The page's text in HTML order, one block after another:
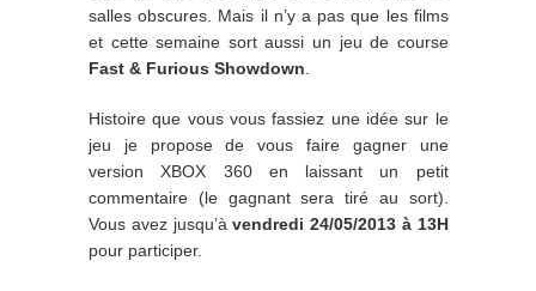
salles obscures. Mais il n’y a pas que les films
et cette semaine sort aussi un jeu de course
Fast & Furious Showdown.
Histoire que vous vous fassiez une idée sur le
jeu je propose de vous faire gagner une
version XBOX 360 en laissant un petit
commentaire (le gagnant sera tiré au sort).
Vous avez jusqu’àvendredi 24/05/2013 à 13H
pour participer.